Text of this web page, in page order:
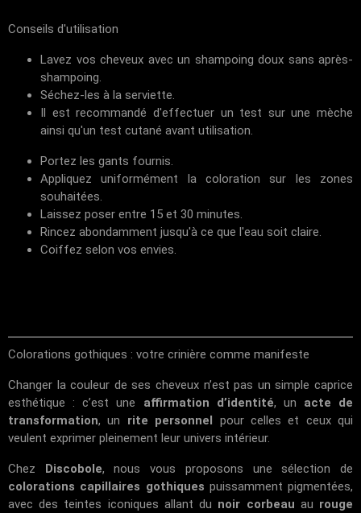
Conseils d'utilisation
Lavez vos cheveux avec un shampoing doux sans après-
shampoing.
Séchez-les à la serviette.
Il est recommandé d'effectuer un test sur une mèche
ainsi qu'un test cutané avant utilisation.
Portez les gants fournis.
Appliquez uniformément la coloration sur les zones
souhaitées.
Laissez poser entre 15 et 30 minutes.
Rincez abondamment jusqu'à ce que l'eau soit claire.
Coiffez selon vos envies.
Colorations gothiques : votre crinière comme manifeste
Changer la couleur de ses cheveux n’est pas un simple caprice
esthétique : c’est une affirmation d’identité, un acte de
transformation, un rite personnel pour celles et ceux qui
veulent exprimer pleinement leur univers intérieur.
Chez Discobole, nous vous proposons une sélection de
colorations capillaires gothiques puissamment pigmentées,
avec des teintes iconiques allant du noir corbeau au rouge